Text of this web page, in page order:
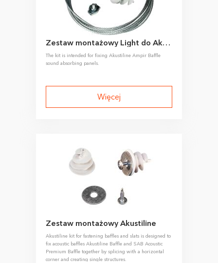
Zestaw montażowy Light do Akustiline Ampir Baffle
The kit is intended for fixing Akustiline Ampir Baffle
sound absorbing panels.
Więcej
Zestaw montażowy Akustiline
Akustiline kit for fastening baffles and slats is designed to
fix acoustic baffles Akustiline Baffle and SAB Acoustic
Premium Baffle together by splicing with a horizontal
corner and creating single structures.